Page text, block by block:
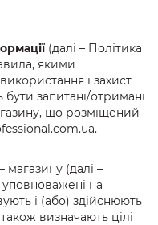
(далі – Політика
якими
і захист
запитані/отримані
що розміщений
магазину (далі –
уповноважені на
і (або) здійснюють
визначають цілі